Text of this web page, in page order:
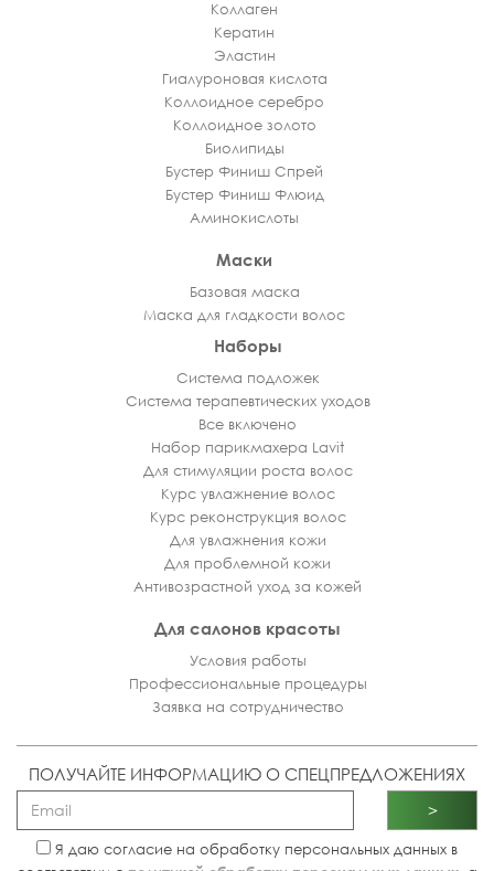
Коллаген
Кератин
Эластин
Гиалуроновая кислота
Коллоидное серебро
Коллоидное золото
Биолипиды
Бустер Финиш Спрей
Бустер Финиш Флюид
Аминокислоты
Маски
Базовая маска
Маска для гладкости волос
Наборы
Система подложек
Система терапевтических уходов
Все включено
Набор парикмахера Lavit
Для стимуляции роста волос
Курс увлажнение волос
Курс реконструкция волос
Для увлажнения кожи
Для проблемной кожи
Антивозрастной уход за кожей
Для салонов красоты
Условия работы
Профессиональные процедуры
Заявка на сотрудничество
ПОЛУЧАЙТЕ ИНФОРМАЦИЮ О СПЕЦПРЕДЛОЖЕНИЯХ
>
Я даю согласие на обработку персональных данных в